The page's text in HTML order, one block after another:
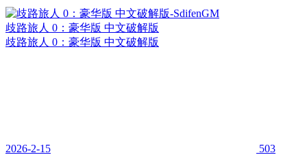
歧路旅人 0：豪华版 中文破解版
歧路旅人 0：豪华版 中文破解版
2026-2-15 503